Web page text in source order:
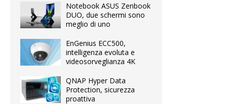
Notebook ASUS Zenbook
DUO, due schermi sono
meglio di uno
EnGenius ECC500,
intelligenza evoluta e
videosorveglianza 4K
QNAP Hyper Data
Protection, sicurezza
proattiva